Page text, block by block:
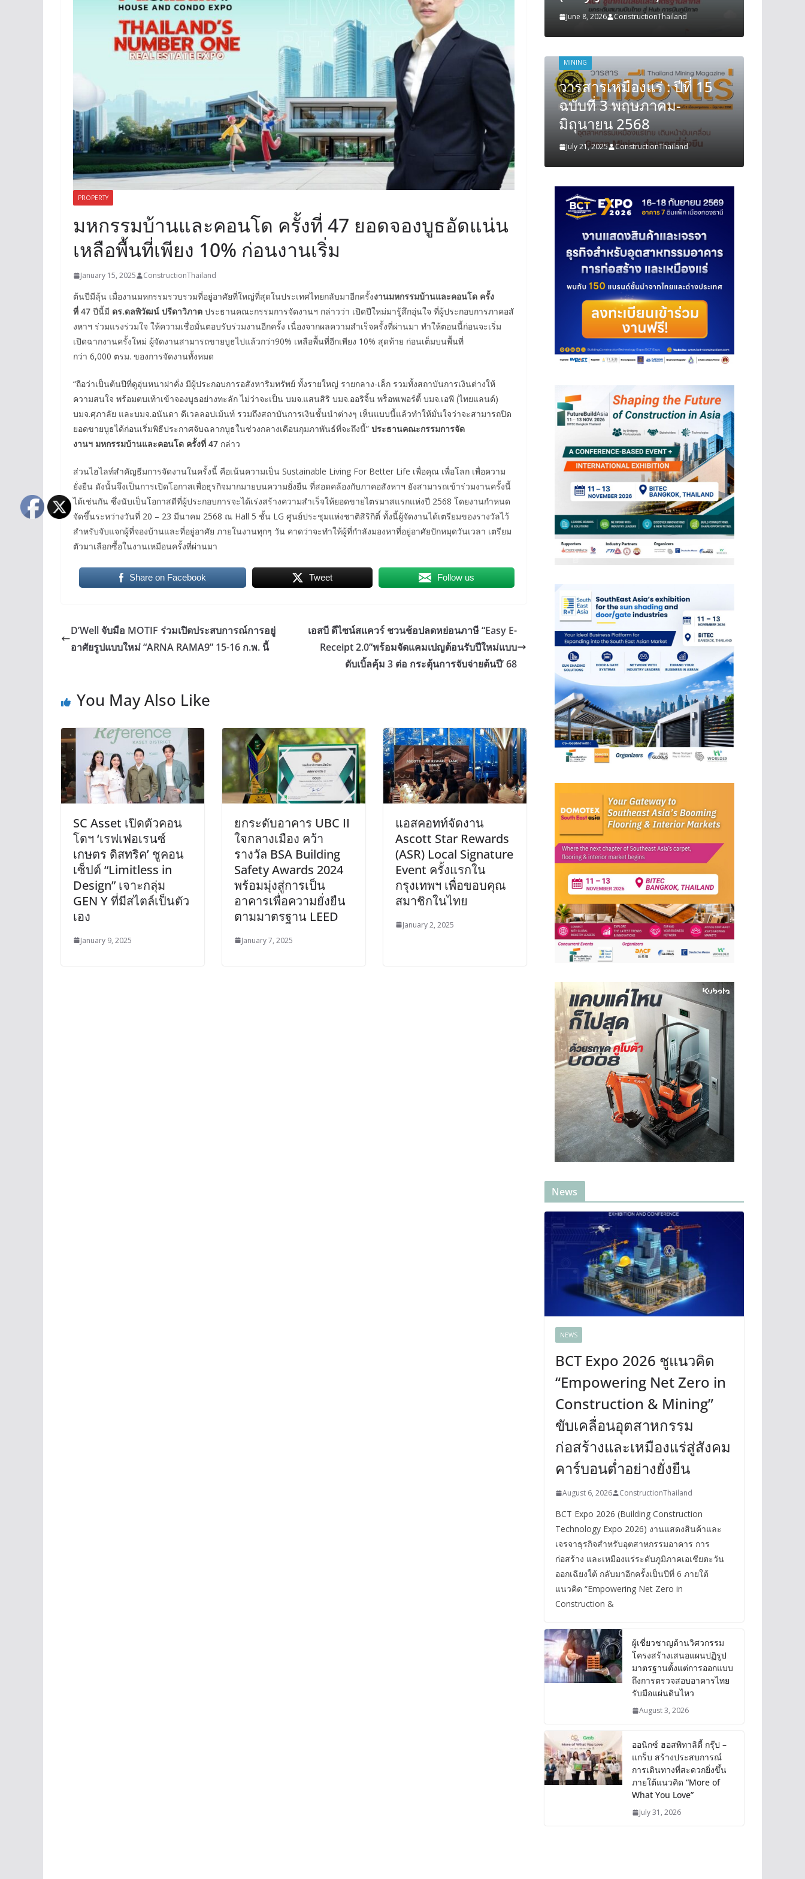
PROPERTY
มหกรรมบ้านและคอนโด ครั้งที่ 47 ยอดจองบูธอัดแน่น
เหลือพื้นที่เพียง 10% ก่อนงานเริ่ม
January 15, 2025 ConstructionThailand
ต้นปีมีลุ้น เมื่องานมหกรรมรวบรวมที่อยู่อาศัยที่ใหญ่ที่สุดในประเทศไทยกลับมาอีกครั้งงานมหกรรมบ้านและคอนโด ครั้ง
ที่ 47 ปีนี้มี ดร.ดลพิวัฒน์ ปรีดาวิภาต ประธานคณะกรรมการจัดงานฯ กล่าวว่า เปิดปีใหม่มารู้สึกอุ่นใจ ที่ผู้ประกอบการภาคอสั
งหาฯ ร่วมแรงร่วมใจ ให้ความเชื่อมั่นตอบรับร่วมงานอีกครั้ง เนื่องจากผลความสำเร็จครั้งที่ผ่านมา ทำให้ตอนนี้ก่อนจะเริ่ม
เปิดฉากงานครั้งใหม่ ผู้จัดงานสามารถขายบูธไปแล้วกว่า90% เหลือพื้นที่อีกเพียง 10% สุดท้าย ก่อนเต็มบนพื้นที่
กว่า 6,000 ตรม. ของการจัดงานทั้งหมด
“ถือว่าเป็นต้นปีที่ดูอุ่นหนาฝาคั่ง มีผู้ประกอบการอสังหาริมทรัพย์ ทั้งรายใหญ่ รายกลาง-เล็ก รวมทั้งสถาบันการเงินต่างให้
ความสนใจ พร้อมตบเท้าเข้าจองบูธอย่างทะลัก ไม่ว่าจะเป็น บมจ.แสนสิริ บมจ.ออริจิ้น พร็อพเพอร์ตี้ บมจ.เอพี (ไทยแลนด์)
บมจ.ศุภาลัย และบมจ.อนันดา ดีเวลลอปเม้นท์ รวมถึงสถาบันการเงินชั้นนำต่างๆ เห็นแบบนี้แล้วทำให้มั่นใจว่าจะสามารถปิด
ยอดขายบูธได้ก่อนเริ่มพิธีประกาศจับฉลากบูธในช่วงกลางเดือนกุมภาพันธ์ที่จะถึงนี้” ประธานคณะกรรมการจัด
งานฯ มหกรรมบ้านและคอนโด ครั้งที่ 47 กล่าว
ส่วนไฮไลท์สำคัญธีมการจัดงานในครั้งนี้ คือเน้นความเป็น Sustainable Living For Better Life เพื่อคุณ เพื่อโลก เพื่อความ
ยั่งยืน ดังนั้นจึงเป็นการเปิดโอกาสเพื่อธุรกิจมากมายบนความยั่งยืน ที่สอดคล้องกับภาคอสังหาฯ ยังสามารถเข้าร่วมงานครั้งนี้
ได้เช่นกัน ซึ่งนับเป็นโอกาสดีที่ผู้ประกอบการจะได้เร่งสร้างความสำเร็จให้ยอดขายไตรมาสแรกแห่งปี 2568 โดยงานกำหนด
จัดขึ้นระหว่างวันที่ 20 – 23 มีนาคม 2568 ณ Hall 5 ชั้น LG ศูนย์ประชุมแห่งชาติสิริกิติ์ ทั้งนี้ผู้จัดงานได้เตรียมของรางวัลไว้
สำหรับจับแจกผู้ที่จองบ้านและที่อยู่อาศัย ภายในงานทุกๆ วัน คาดว่าจะทำให้ผู้ที่กำลังมองหาที่อยู่อาศัยปักหมุดวันเวลา เตรียม
ตัวมาเลือกซื้อในงานเหมือนครั้งที่ผ่านมา
Share on Facebook Tweet Follow us
D’Well จับมือ MOTIF ร่วมเปิดประสบการณ์การอยู่
อาศัยรูปแบบใหม่ “ARNA RAMA9” 15-16 ก.พ. นี้
เอสบี ดีไซน์สแควร์ ชวนช้อปลดหย่อนภาษี “Easy E-
Receipt 2.0”พร้อมจัดแคมเปญต้อนรับปีใหม่แบบ
ดับเบิ้ลคุ้ม 3 ต่อ กระตุ้นการจับจ่ายต้นปี’ 68
You May Also Like
SC Asset เปิดตัวคอน
โดฯ ‘เรฟเฟอเรนซ์
เกษตร ดิสทริค’ ชูคอน
เซ็ปต์ “Limitless in
Design” เจาะกลุ่ม
GEN Y ที่มีสไตล์เป็นตัว
เอง
January 9, 2025
ยกระดับอาคาร UBC II
ใจกลางเมือง คว้า
รางวัล BSA Building
Safety Awards 2024
พร้อมมุ่งสู่การเป็น
อาคารเพื่อความยั่งยืน
ตามมาตรฐาน LEED
January 7, 2025
แอสคอทท์จัดงาน
Ascott Star Rewards
(ASR) Local Signature
Event ครั้งแรกใน
กรุงเทพฯ เพื่อขอบคุณ
สมาชิกในไทย
January 2, 2025
ConstructionThailand June 8, 2026 ConstructionThailand
MINING
วารสารเหมืองแร่ : ปีที่ 15
ฉบับที่ 3 พฤษภาคม-
มิถุนายน 2568
July 21, 2025 ConstructionThailand
MINING
วารสารเหมืองแร่ : ปีที่ 15
ฉบับที่ 3 พฤษภาคม-
มิถุนายน 2568
July 21, 2025 ConstructionThailand
News
NEWS
BCT Expo 2026 ชูแนวคิด
“Empowering Net Zero in
Construction & Mining”
ขับเคลื่อนอุตสาหกรรม
ก่อสร้างและเหมืองแร่สู่สังคม
คาร์บอนต่ำอย่างยั่งยืน
August 6, 2026 ConstructionThailand
BCT Expo 2026 (Building Construction
Technology Expo 2026) งานแสดงสินค้าและ
เจรจาธุรกิจสำหรับอุตสาหกรรมอาคาร การ
ก่อสร้าง และเหมืองแร่ระดับภูมิภาคเอเชียตะวัน
ออกเฉียงใต้ กลับมาอีกครั้งเป็นปีที่ 6 ภายใต้
แนวคิด “Empowering Net Zero in
Construction &
ผู้เชี่ยวชาญด้านวิศวกรรม
โครงสร้างเสนอแผนปฏิรูป
มาตรฐานตั้งแต่การออกแบบ
ถึงการตรวจสอบอาคารไทย
รับมือแผ่นดินไหว
August 3, 2026
ออนิกซ์ ฮอสพิทาลิตี้ กรุ๊ป –
แกร็บ สร้างประสบการณ์
การเดินทางที่สะดวกยิ่งขึ้น
ภายใต้แนวคิด “More of
What You Love”
July 31, 2026